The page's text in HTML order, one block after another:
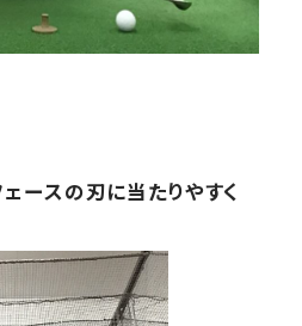
ースの刃に当たりやすく